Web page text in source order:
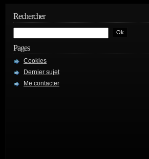
Rechercher
Pages
Cookies
Dernier sujet
Me contacter